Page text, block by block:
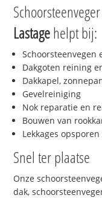
Lastagehelpt bij:
Schoorsteenvegen
Dakgoten reining
Dakkapel,
Gevelreiniging
Nok reparatie en
Bouwen van
Lekkages
Snel ter plaatse
Onze
dak,